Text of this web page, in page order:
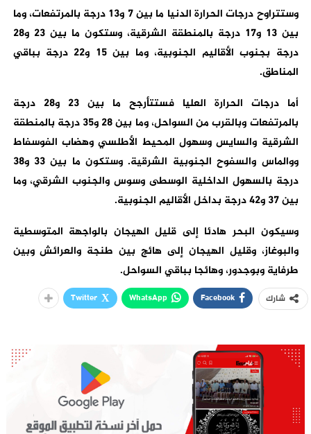
وستتراوح درجات الحرارة الدنيا ما بين 7 و13 درجة بالمرتفعات، وما
بين 13 و17 درجة بالمنطقة الشرقية، وستكون ما بين 23 و28
درجة بجنوب الأقاليم الجنوبية، وما بين 15 و22 درجة بباقي
المناطق.
أما درجات الحرارة العليا فستتأرجح ما بين 23 و28 درجة
بالمرتفعات وبالقرب من السواحل، وما بين 28 و35 درجة بالمنطقة
الشرقية والسايس وسهول المحيط الأطلسي وهضاب الفوسفاط
ووالماس والسفوح الجنوبية الشرقية. وستكون ما بين 33 و38
درجة بالسهول الداخلية الوسطى وسوس والجنوب الشرقي، وما
بين 37 و42 درجة بداخل الأقاليم الجنوبية.
وسيكون البحر هادئا إلى قليل الهيجان بالواجهة المتوسطية
والبوغاز، وقليل الهيجان إلى هائج بين طنجة والعرائش وبين
طرفاية وبوجدور، وهائجا بباقي السواحل.
شارك Facebook
WhatsApp
Twitter